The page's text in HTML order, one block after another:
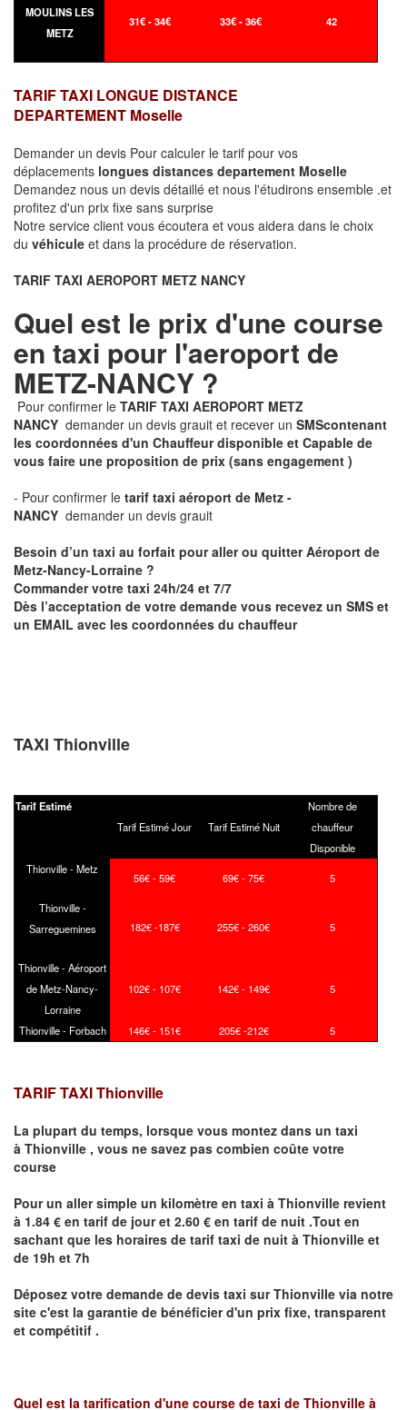
MOULINS LES
METZ
31€ - 34€ 33€ - 36€ 42
TARIF TAXI LONGUE DISTANCE
DEPARTEMENT Moselle
Demander un devis Pour calculer le tarif pour vos
déplacements longues distances departement Moselle
Demandez nous un devis détaillé et nous l'étudirons ensemble .et
profitez d'un prix fixe sans surprise
Notre service client vous écoutera et vous aidera dans le choix
du véhicule et dans la procédure de réservation.
TARIF TAXI AEROPORT METZ NANCY
Quel est le prix d'une course
en taxi pour l'aeroport de
METZ-NANCY ?
Pour confirmer le TARIF TAXI AEROPORT METZ
NANCY demander un devis grauit et recever un SMScontenant
les coordonnées d'un Chauffeur disponible et Capable de
vous faire une proposition de prix (sans engagement )
- Pour confirmer le tarif taxi aéroport de Metz -
NANCY demander un devis grauit
Besoin d’un taxi au forfait pour aller ou quitter Aéroport de
Metz-Nancy-Lorraine ?
Commander votre taxi 24h/24 et 7/7
Dès l’acceptation de votre demande vous recevez un SMS et
un EMAIL avec les coordonnées du chauffeur
TAXI Thionville
Tarif Estimé
Tarif Estimé Jour
Tarif Estimé Nuit
Nombre de
chauffeur
Disponible
Thionville - Metz
56€ - 59€ 69€ - 75€ 5
Thionville -
Sarreguemines
182€ -187€ 255€ - 260€ 5
Thionville - Aéroport
de Metz-Nancy-
Lorraine
102€ - 107€ 142€ - 149€ 5
Thionville - Forbach 146€ - 151€ 205€ -212€ 5
TARIF TAXI Thionville
La plupart du temps, lorsque vous montez dans un taxi
à Thionville , vous ne savez pas combien coûte votre
course
Pour un aller simple un kilomètre en taxi à Thionville revient
à 1.84 € en tarif de jour et 2.60 € en tarif de nuit .Tout en
sachant que les horaires de tarif taxi de nuit à Thionville et
de 19h et 7h
Déposez votre demande de devis taxi surThionville via notre
site c'est la garantie de bénéficier d'un prix fixe, transparent
et compétitif .
Quel est la tarification d'une course de taxi de Thionville à